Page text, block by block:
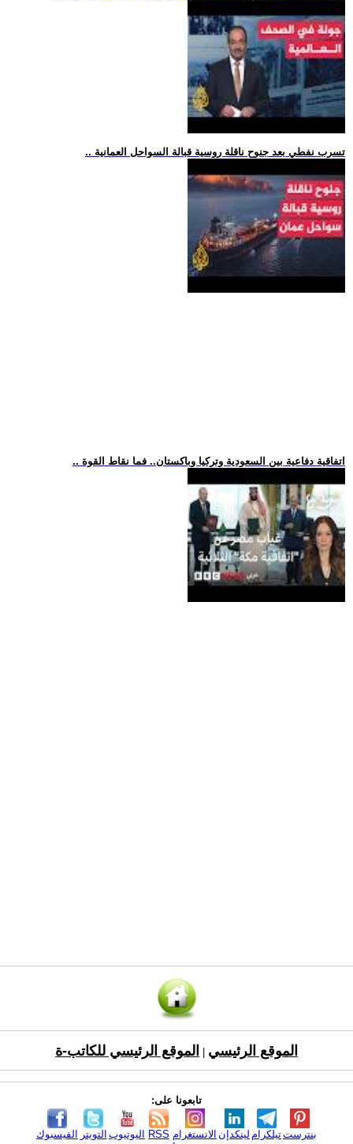
.. تسرب نفطي بعد جنوح ناقلة روسية قبالة السواحل العمانية
.. اتفاقية دفاعية بين السعودية وتركيا وباكستان.. فما نقاط القوة
الموقع الرئيسي الموقع الرئيسي للكاتب-ة
تابعونا على:
الفيسبوك التويتر اليوتيوب RSS الانستغرام لينكدإن تيلكرامبنترست